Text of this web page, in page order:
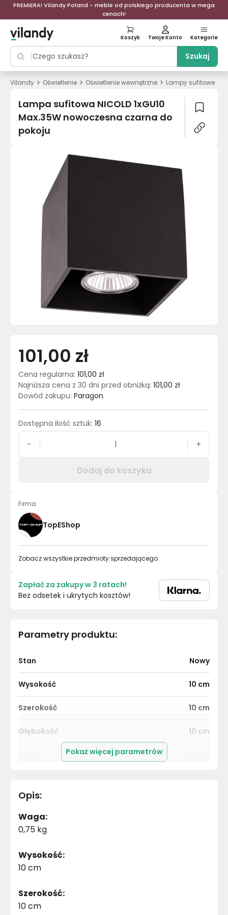
PREMIERA! Vilandy Poland - meble od polskiego producenta w mega
cenach!
Szukaj
Koszyk Twoje Konto Kategorie
Vilandy > Oświetlenie > Oświetlenie wewnętrzne > Lampy sufitowe
Lampa sufitowa NICOLD 1xGU10
Max.35W nowoczesna czarna do
pokoju
Parametry produktu:
Stan Nowy
Wysokość 10 cm
Szerokość 10 cm
Głębokość 10 cm
Materiał
Kolor
Montaż
Pokaż więcej parametrów
Opis:
Waga:
0,75 kg
Wysokość:
10 cm
Szerokość:
10 cm
101,00 zł
Cena regularna: 101,00 zł
Najniższa cena z 30 dni przed obniżką: 101,00 zł
Dowód zakupu: Paragon
Dostępna ilość sztuk: 16
- +
Dodaj do koszyka
Firma
TopEShop
Zobacz wszystkie przedmioty sprzedającego.
Zapłać za zakupy w 3 ratach!
Bez odsetek i ukrytych kosztów!